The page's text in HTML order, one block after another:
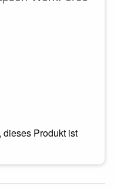
Produkt ist